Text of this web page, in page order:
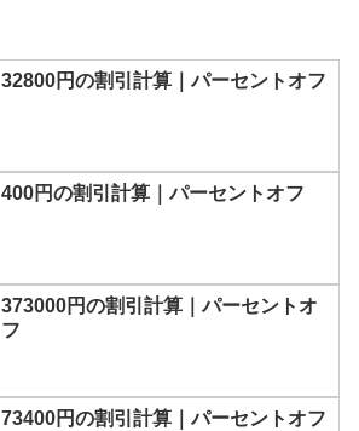
32800円の割引計算｜パーセントオフ
400円の割引計算｜パーセントオフ
373000円の割引計算｜パーセントオ
フ
73400円の割引計算｜パーセントオフ